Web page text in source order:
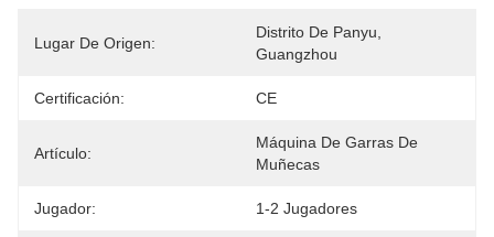
Lugar De Origen:
Distrito De Panyu,
Guangzhou
Certificación: CE
Artículo:
Máquina De Garras De
Muñecas
Jugador: 1-2 Jugadores